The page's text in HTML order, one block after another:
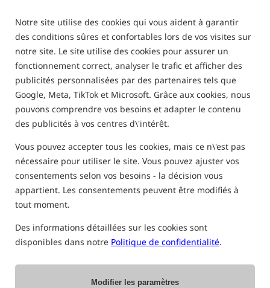
Notre site utilise des cookies qui vous aident à garantir
des conditions sûres et confortables lors de vos visites sur
notre site. Le site utilise des cookies pour assurer un
fonctionnement correct, analyser le trafic et afficher des
publicités personnalisées par des partenaires tels que
Google, Meta, TikTok et Microsoft. Grâce aux cookies, nous
pouvons comprendre vos besoins et adapter le contenu
des publicités à vos centres d\'intérêt.
Vous pouvez accepter tous les cookies, mais ce n\'est pas
nécessaire pour utiliser le site. Vous pouvez ajuster vos
consentements selon vos besoins - la décision vous
appartient. Les consentements peuvent être modifiés à
tout moment.
Des informations détaillées sur les cookies sont
disponibles dans notre Politique de confidentialité.
Modifier les paramètres
15 PEUT 2026 R. ADAM SKRZYPEK
Quel fauteuil carpe choisir ? Les
caractéristiques essentielles d'un bon fauteuil
de pêche pour une session
Le choix du fauteuil carpe est très important lors de chaque
d’assise, la stabilité sur une rive inégale et le confort pour se
reposer entre les touches. Un bon fauteuil carpe doit avoir des
confortable ainsi que des matériaux résistants à l’humidité, à
la saleté et à une utilisation fréquente. Dans ce guide, nous